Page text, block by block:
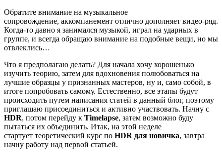
Обратите внимание на музыкальное
сопровождение, аккомпанемент отлично дополняет видео-ряд.
Когда-то давно я занимался музыкой, играл на ударных в
группе, и всегда обращаю внимание на подобные вещи, но мы
отвлеклись…
Что я предполагаю делать? Для начала хочу хорошенько
изучить теорию, затем для вдохновения полюбоваться на
лучшие образцы у признанных мастеров, ну и, само собой, в
итоге попробовать самому. Естественно, все этапы будут
происходить путем написания статей в данный блог, поэтому
приглашаю присоединиться и активно участвовать. Начну с
HDR, потом перейду к Timelapse, затем возможно буду
пытаться их объединить. Итак, на этой неделе
стартует теоретический курс по HDR для новичка, завтра
начну работу над первой статьей.